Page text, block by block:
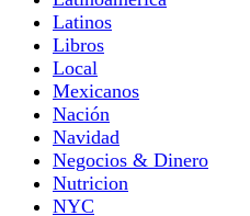
Latinos
Libros
Local
Mexicanos
Nación
Navidad
Negocios & Dinero
Nutricion
NYC